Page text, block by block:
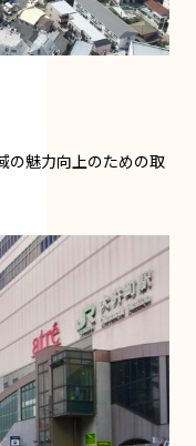
の魅力向上のための取